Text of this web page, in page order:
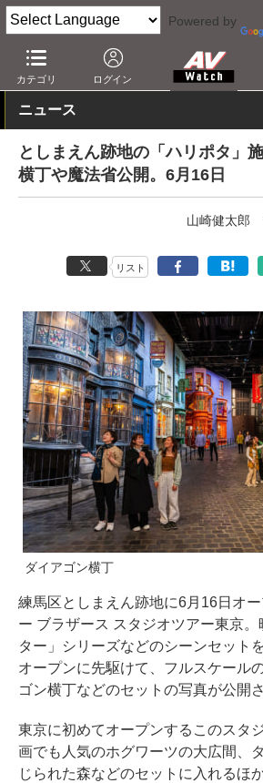
Powered by
カテゴリ ログイン
AV Watch コンテンツ・サービス 映画
ニュース
としまえん跡地の「ハリポタ」
横丁や魔法省公開。6月16日
山崎健太郎
リスト
ダイアゴン横丁
練馬区としまえん跡地に6月16日オ
ー ブラザース スタジオツアー東京
ター」シリーズなどのシーンセット
オープンに先駆けて、フルスケール
ゴン横丁などのセットの写真が公開
東京に初めてオープンするこのスタ
画でも人気のホグワーツの大広間、
じられた森などのセットに入れるほ